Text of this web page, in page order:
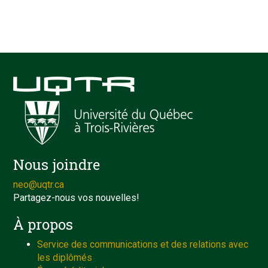
Nous joindre
neo@uqtr.ca
Partagez-nous vos nouvelles!
À propos
Service des communications et des relations avec
les diplômés